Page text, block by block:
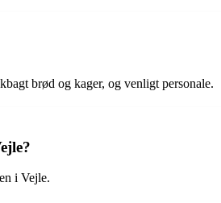
brød og kager, og venligt personale.
i Vejle.